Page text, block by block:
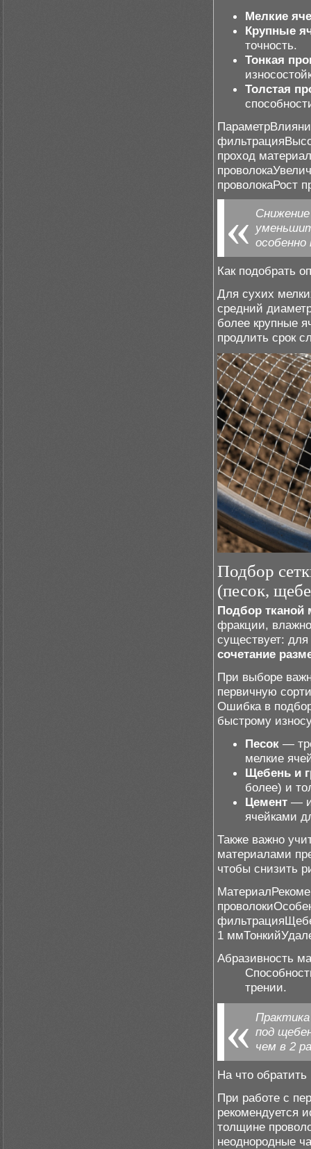
Мелкие
Крупные
точность.
Тонкая
Толстая
проход
проволокаРост
Как подобрать
Для сухих
средний
более крупные
продлить срок
Подбор
(песок,
Подбор тканой
фракции,
существует:
сочетание
При выборе
первичную
Ошибка в
быстрому
Песок —
мелкие
Щебень и
более) и
Цемент —
ячейками
Также важно
материалами
чтобы снизить
1
Абразивность
трении.
под
чем в 2
На что
При работе с
рекомендуется
толщине
неоднородные